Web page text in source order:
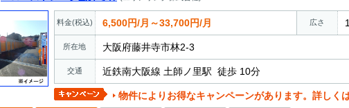
料金(税込) 6,500円/月～33,700円/月 広さ
所在地 大阪府藤井寺市林2-3
交通 近鉄南大阪線 土師ノ里駅 徒歩 10分
物件によりお得なキャンペーンがあります。詳しく